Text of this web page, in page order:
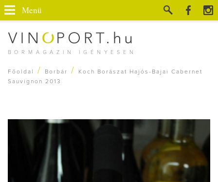
BORMAGAZIN IGÉNYESEN
Menü
Főoldal / Borbár /
Koch Borászat Hajós-Bajai Cabernet
Sauvignon 2013